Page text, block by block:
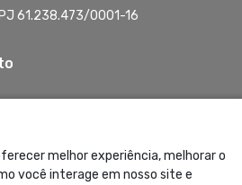
melhor experiência, melhorar o
você interage em nosso site e
61.238.473/0001-16